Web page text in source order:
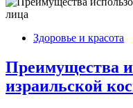
Здоровье и красота
Преимущества
израильской